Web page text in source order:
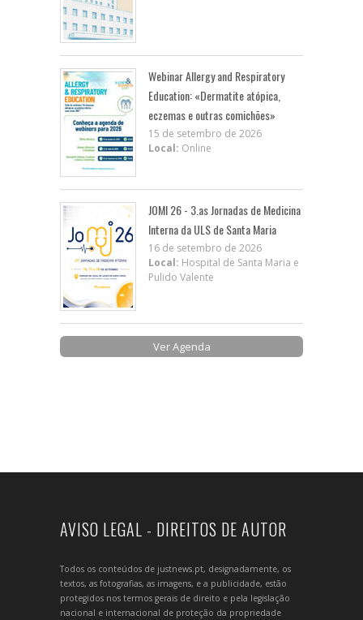
Webinar Allergy and Respiratory
Education: «Dermatite atópica,
eczemas e outras comichões»
15 de setembro de 2026
Local: Online
JOMI 26 - 3.as Jornadas de Medicina
Interna da ULS de Santa Maria
16 de setembro de 2026
Local: Hospital de Santa Maria e
Pulido Valente
Ver Agenda
AVISO LEGAL - DIREITOS DE AUTOR
Todos os conteúdos de justnews.pt, designadamente, os
textos, as fotografias, as imagens, e a publicidade, estão
protegidos nos termos gerais de direito e pela legislação
nacional e internacional de proteção da propriedade